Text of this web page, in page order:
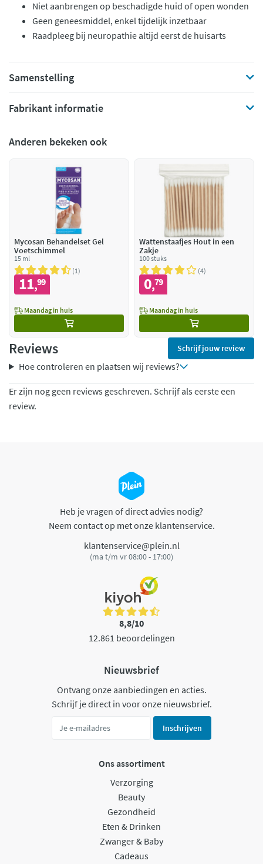
Niet aanbrengen op beschadigde huid of open wonden
Geen geneesmiddel, enkel tijdelijk inzetbaar
Raadpleeg bij neuropathie altijd eerst de huisarts
Samenstelling
Fabrikant informatie
Anderen bekeken ook
Mycosan Behandelset Gel
Voetschimmel
15 ml
1
11,99
Maandag in huis
Wattenstaafjes Hout in een
Zakje
100 stuks
4
0,79
Maandag in huis
Reviews Schrijf jouw review
Hoe controleren en plaatsen wij reviews?
Er zijn nog geen reviews geschreven. Schrijf als eerste een
review.
Heb je vragen of direct advies nodig?
Neem contact op met onze klantenservice.
klantenservice@plein.nl
(ma t/m vr 08:00 - 17:00)
8,8/10
12.861 beoordelingen
Nieuwsbrief
Ontvang onze aanbiedingen en acties.
Schrijf je direct in voor onze nieuwsbrief.
Inschrijven
Ons assortiment
Verzorging
Beauty
Gezondheid
Eten & Drinken
Zwanger & Baby
Cadeaus